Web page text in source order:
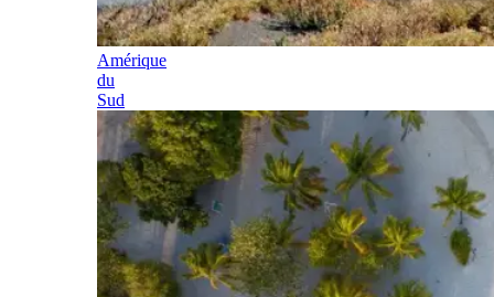
Amérique
du
Sud